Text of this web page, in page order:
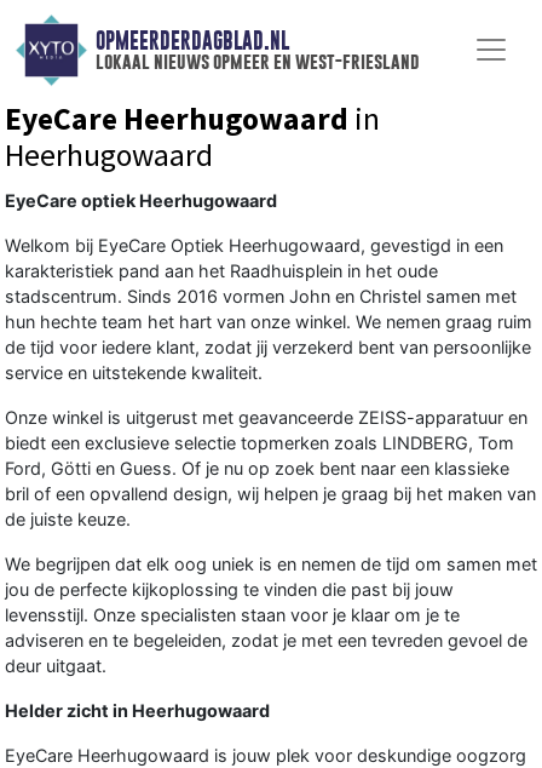
OPMEERDERDAGBLAD.NL
lokaal nieuws opmeer en west-friesland
EyeCare Heerhugowaard in
Heerhugowaard
EyeCare optiek Heerhugowaard
Welkom bij EyeCare Optiek Heerhugowaard, gevestigd in een
karakteristiek pand aan het Raadhuisplein in het oude
stadscentrum. Sinds 2016 vormen John en Christel samen met
hun hechte team het hart van onze winkel. We nemen graag ruim
de tijd voor iedere klant, zodat jij verzekerd bent van persoonlijke
service en uitstekende kwaliteit.
Onze winkel is uitgerust met geavanceerde ZEISS-apparatuur en
biedt een exclusieve selectie topmerken zoals LINDBERG, Tom
Ford, Götti en Guess. Of je nu op zoek bent naar een klassieke
bril of een opvallend design, wij helpen je graag bij het maken van
de juiste keuze.
We begrijpen dat elk oog uniek is en nemen de tijd om samen met
jou de perfecte kijkoplossing te vinden die past bij jouw
levensstijl. Onze specialisten staan voor je klaar om je te
adviseren en te begeleiden, zodat je met een tevreden gevoel de
deur uitgaat.
Helder zicht in Heerhugowaard
EyeCare Heerhugowaard is jouw plek voor deskundige oogzorg